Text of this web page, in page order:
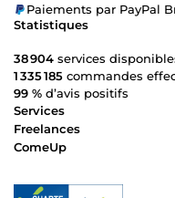
Paiements par PayPal
Statistiques
38 904 services
1 335 185 commandes
99 % d’avis positifs
Services
Freelances
ComeUp